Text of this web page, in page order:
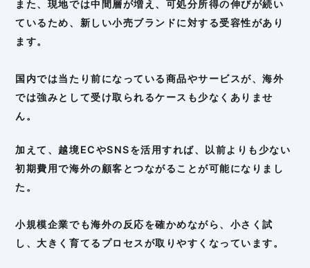
また、現地では中間層が増え、可処分所得の伸びが続い
ているため、新しい小売ブランドに対する受容性があり
ます。
国内では当たり前になっている商品やサービスが、海外
では強みとして受け取られるケースも少なくありませ
ん。
加えて、越境ECやSNSを活用すれば、以前よりも少ない
初期費用で海外の顧客とつながることが可能になりまし
た。
小規模企業でも海外の反応を確かめながら、小さく試
し、大きく育てるプロセスが取りやすくなっています。